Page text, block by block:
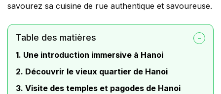
savourez sa cuisine de rue authentique et savoureuse.
Table des matières
1. Une introduction immersive à Hanoi
2. Découvrir le vieux quartier de Hanoi
3. Visite des temples et pagodes de Hanoi